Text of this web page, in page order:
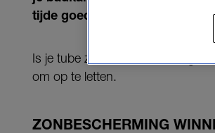
tijde goed beschermd.
Is je tube zonnebrand nét leeg
om op te letten.
ZONBESCHERMING